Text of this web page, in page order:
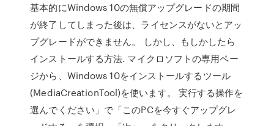
基本的にWindows 10の無償アップグレードの期間
が終了してしまった後は、ライセンスがないとアッ
プグレードができません。 しかし、もしかしたら
インストールする方法. マイクロソフトの専用ペー
ジから、Windows 10をインストールするツール
(MediaCreationTool)を使います。 実行する操作を
選んでください」で「このPCを今すぐアップグレ